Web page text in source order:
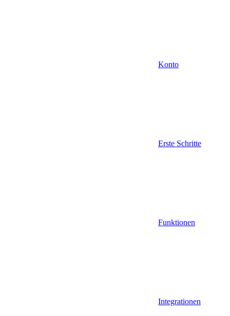
Konto
Erste Schritte
Funktionen
Integrationen